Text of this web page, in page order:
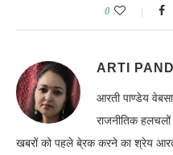
0
ARTI
आरती पाण्डेय
राजनीतिक
खबरों को पहले बे्रक करने का श्रेय